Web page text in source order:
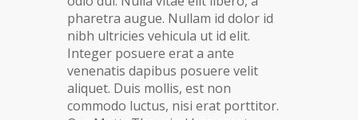
pharetra augue. Nullam id dolor id
nibh ultricies vehicula ut id elit.
Integer posuere erat a ante
venenatis dapibus posuere velit
aliquet. Duis mollis, est non
commodo luctus, nisi erat porttitor.